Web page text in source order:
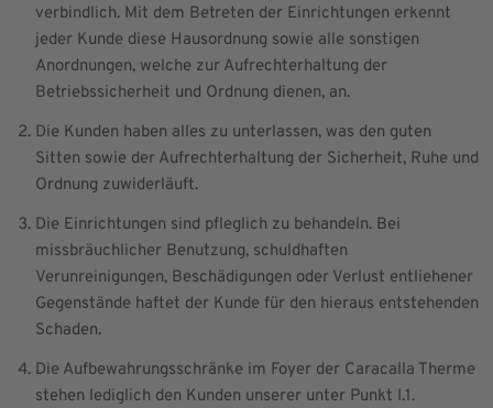
verbindlich. Mit dem Betreten der Einrichtungen erkennt
jeder Kunde diese Hausordnung sowie alle sonstigen
Anordnungen, welche zur Aufrechterhaltung der
Betriebssicherheit und Ordnung dienen, an.
Die Kunden haben alles zu unterlassen, was den guten
Sitten sowie der Aufrechterhaltung der Sicherheit, Ruhe und
Ordnung zuwiderläuft.
Die Einrichtungen sind pfleglich zu behandeln. Bei
missbräuchlicher Benutzung, schuldhaften
Verunreinigungen, Beschädigungen oder Verlust entliehener
Gegenstände haftet der Kunde für den hieraus entstehenden
Schaden.
Die Aufbewahrungsschränke im Foyer der Caracalla Therme
stehen lediglich den Kunden unserer unter Punkt I.1.